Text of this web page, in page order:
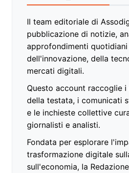
Il team editoriale di
pubblicazione di notizie,
approfondimenti
dell'innovazione, della
mercati digitali.
Questo account raccoglie
della testata, i comunicati
e le inchieste collettive
giornalisti e analisti.
Fondata per esplorare
trasformazione digitale
sull'economia, la